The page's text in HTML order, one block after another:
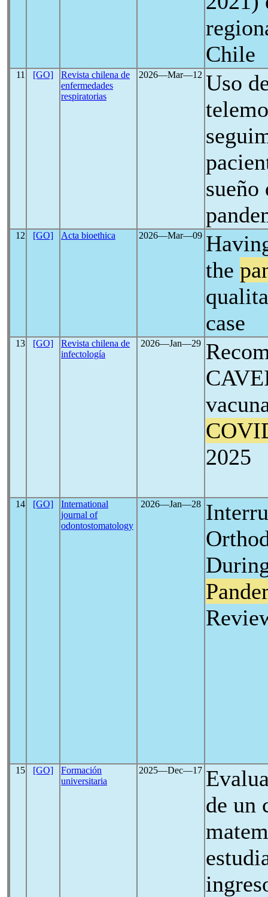
Chile
11 [GO]
Revista chilena de
enfermedades
respiratorias
2026―Mar―12 Uso
sueño
12 [GO] Acta bioethica 2026―Mar―09
the
case
13 [GO]
Revista chilena de
infectología
2026―Jan―29
2025
14 [GO]
International
journal of
odontostomatology
2026―Jan―28
15 [GO]
Formación
universitaria
2025―Dec―17
de un